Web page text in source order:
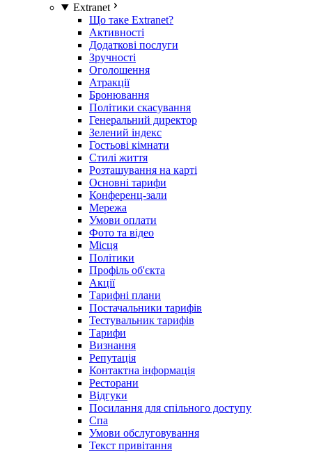
Extranet
Що таке Extranet?
Активності
Додаткові послуги
Зручності
Оголошення
Атракції
Бронювання
Політики скасування
Генеральний директор
Зелений індекс
Гостьові кімнати
Стилі життя
Розташування на карті
Основні тарифи
Конференц-зали
Мережа
Умови оплати
Фото та відео
Місця
Політики
Профіль об'єкта
Акції
Тарифні плани
Постачальники тарифів
Тестувальник тарифів
Тарифи
Визнання
Репутація
Контактна інформація
Ресторани
Відгуки
Посилання для спільного доступу
Спа
Умови обслуговування
Текст привітання